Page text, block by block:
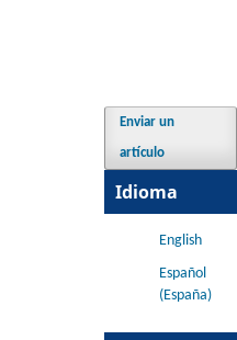
Enviar un
artículo
Idioma
English
Español
(España)